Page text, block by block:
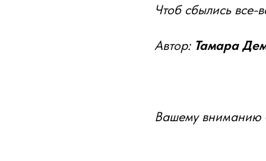
Чтоб сбылись все-
Автор: Тамара
Вашему вниманию